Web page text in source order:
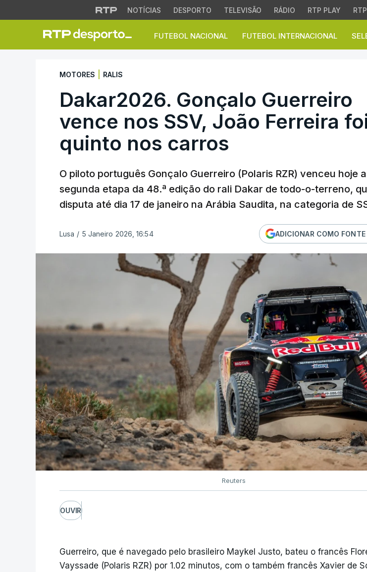
NOTÍCIAS DESPORTO TELEVISÃO RÁDIO RTP PLAY
FUTEBOL NACIONAL FUTEBOL INTERNACIONAL
Dakar2026. Gonçalo Guerreiro
MOTORES RALIS
Dakar2026. Gonçalo Guerreiro
vence nos SSV, João Ferreira
quinto nos carros
O piloto português Gonçalo Guerreiro (Polaris RZR) venceu hoje a
segunda etapa da 48.ª edição do rali Dakar de todo-o-terreno,
disputa até dia 17 de janeiro na Arábia Saudita, na categoria de
Lusa / 5 Janeiro 2026, 16:54 ADICIONAR COMO
Reuters
OUVIR
Guerreiro, que é navegado pelo brasileiro Maykel Justo, bateu o francês
Vayssade (Polaris RZR) por 1.02 minutos, com o também francês Xavier de